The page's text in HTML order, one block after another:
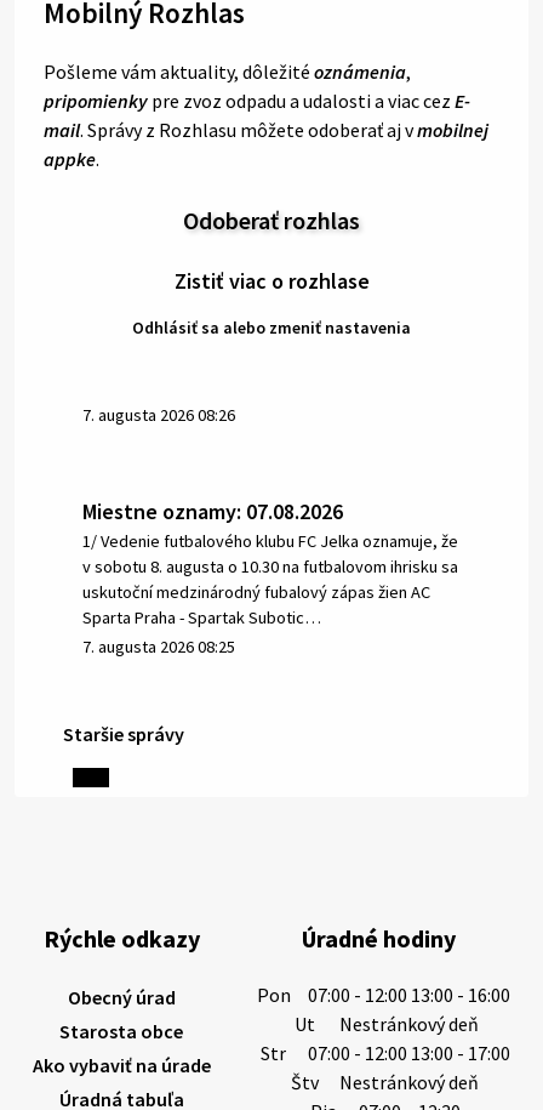
Mobilný Rozhlas
Pošleme vám aktuality, dôležité oznámenia,
pripomienky pre zvoz odpadu a udalosti a viac cez E-
mail. Správy z Rozhlasu môžete odoberať aj vmobilnej
appke.
Odoberať rozhlas
Zistiť viac o rozhlase
Odhlásiť sa alebo zmeniť nastavenia
7. augusta 2026 08:26
Miestne oznamy: 07.08.2026
1/ Vedenie futbalového klubu FC Jelka oznamuje, že
v sobotu 8. augusta o 10.30 na futbalovom ihrisku sa
uskutoční medzinárodný fubalový zápas žien AC
Sparta Praha - Spartak Subotic…
7. augusta 2026 08:25
6. augusta 2026 08:13
výdatnosti vodárenských zdrojov.
Západoslovenská vodárenská spoločnosť preto
6. augusta 2026 08:12
5. augusta 2026 13:10
Staršie správy
Rýchle odkazy
Obecný úrad
Starosta obce
Ako vybaviť na úrade
Úradná tabuľa
Úradné hodiny
Pon
07:00 - 12:00 13:00 - 16:00
Ut
Nestránkový deň
Str
07:00 - 12:00 13:00 - 17:00
Štv
Nestránkový deň